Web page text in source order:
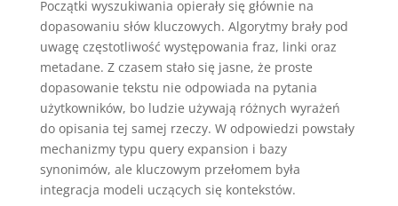
Początki wyszukiwania opierały się głównie na
dopasowaniu słów kluczowych. Algorytmy brały pod
uwagę częstotliwość występowania fraz, linki oraz
metadane. Z czasem stało się jasne, że proste
dopasowanie tekstu nie odpowiada na pytania
użytkowników, bo ludzie używają różnych wyrażeń
do opisania tej samej rzeczy. W odpowiedzi powstały
mechanizmy typu query expansion i bazy
synonimów, ale kluczowym przełomem była
integracja modeli uczących się kontekstów.